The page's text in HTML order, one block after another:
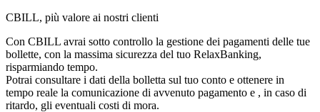
CBILL, più valore ai nostri clienti
Con CBILL avrai sotto controllo la gestione dei pagamenti delle tue
bollette, con la massima sicurezza del tuo RelaxBanking,
risparmiando tempo.
Potrai consultare i dati della bolletta sul tuo conto e ottenere in
tempo reale la comunicazione di avvenuto pagamento e , in caso di
ritardo, gli eventuali costi di mora.